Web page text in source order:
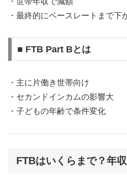
・最終的にベースレートまで下
■ FTB Part Bとは
・主に片働き世帯向け
・セカンドインカムの影響大
・子どもの年齢で条件変化
FTBはいくらまで？年